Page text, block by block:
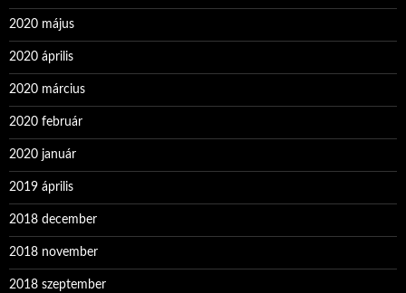
2020 május
2020 április
2020 március
2020 február
2020 január
2019 április
2018 december
2018 november
2018 szeptember